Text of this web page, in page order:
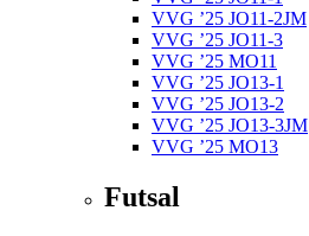
VVG ’25 JO11-2JM
VVG ’25 JO11-3
VVG ’25 MO11
VVG ’25 JO13-1
VVG ’25 JO13-2
VVG ’25 JO13-3JM
VVG ’25 MO13
Futsal